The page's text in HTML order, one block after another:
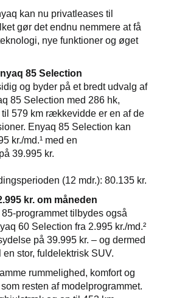
kan nu privatleases til
gør det endnu nemmere at få
nye funktioner og øget
85 Selection
og byder på et bredt udvalg af
85 Selection med 286 hk,
579 km rækkevidde er en af de
Enyaq 85 Selection kan
kr./md.¹ med en
39.995 kr.
(12 mdr.): 80.135 kr.
kr. om måneden
programmet tilbydes også
60 Selection fra 2.995 kr./md.²
på 39.995 kr. – og dermed
stor, fuldelektrisk SUV.
rummelighed, komfort og
resten af modelprogrammet.